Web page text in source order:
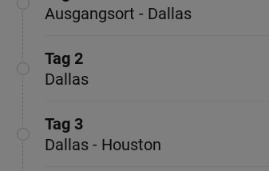
Ausgangsort - Dallas
Tag 2
Dallas
Tag 3
Dallas - Houston